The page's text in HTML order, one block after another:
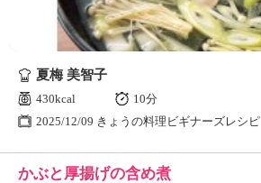
夏梅 美智子
430kcal
10分
2025/12/09 きょうの料理ビギナーズレシピ
かぶと厚揚げの含め煮